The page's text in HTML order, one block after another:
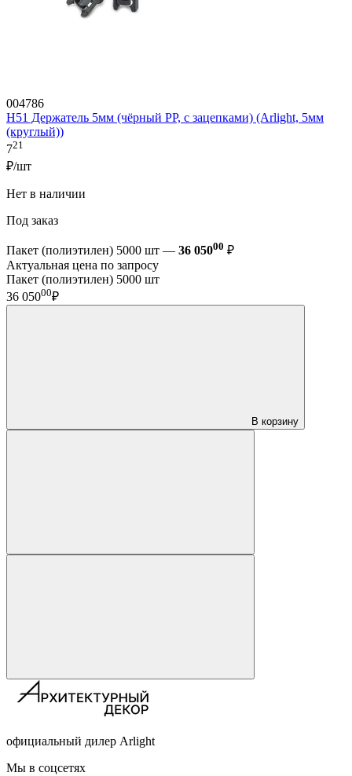
004786
H51 Держатель 5мм (чёрный PP, с зацепками) (Arlight, 5мм
(круглый))
721
₽/шт
Нет в наличии
Под заказ
Пакет (полиэтилен) 5000 шт — 36 05000 ₽
Актуальная цена по запросу
Пакет (полиэтилен) 5000 шт
36 05000₽
В корзину
официальный дилер Arlight
Мы в соцсетях